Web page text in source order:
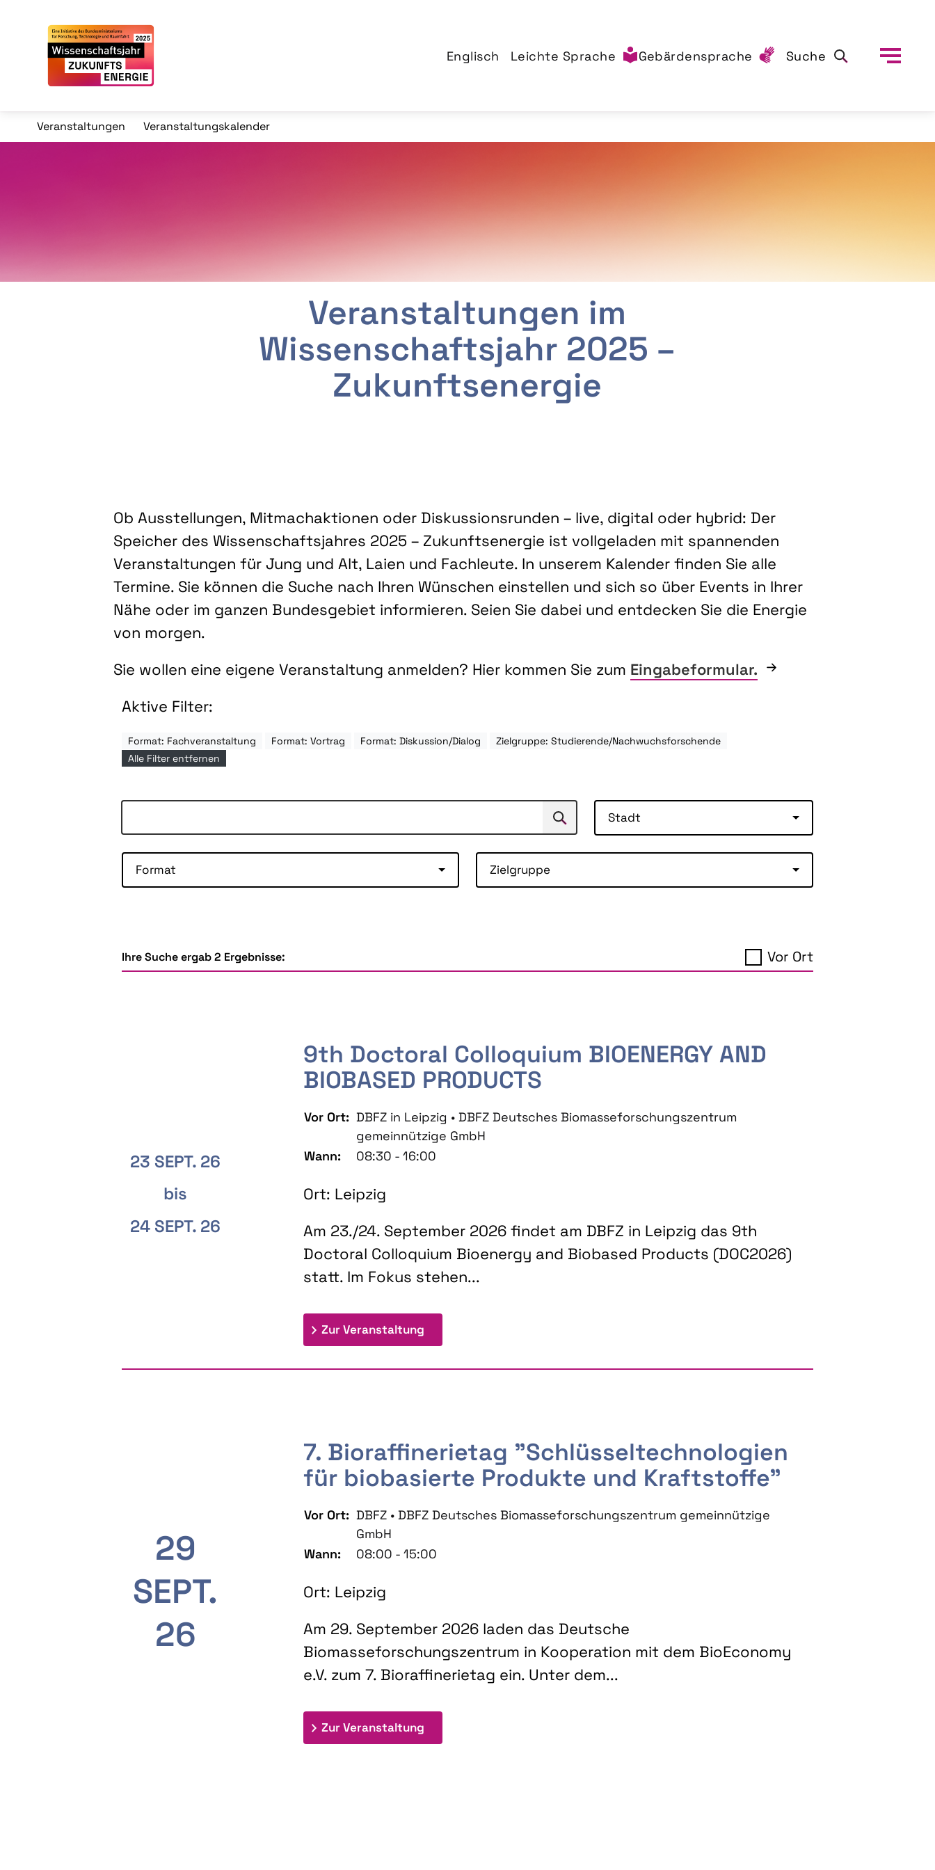
Englisch Leichte Sprache Gebärdensprache Suche
Veranstaltungen Veranstaltungskalender
Veranstaltungen im
Wissenschaftsjahr 2025 –
Zukunftsenergie
Ob Ausstellungen, Mitmachaktionen oder Diskussionsrunden – live, digital oder hybrid: Der
Speicher des Wissenschaftsjahres 2025 – Zukunftsenergie ist vollgeladen mit spannenden
Veranstaltungen für Jung und Alt, Laien und Fachleute. In unserem Kalender finden Sie alle
Termine. Sie können die Suche nach Ihren Wünschen einstellen und sich so über Events in Ihrer
Nähe oder im ganzen Bundesgebiet informieren. Seien Sie dabei und entdecken Sie die Energie
von morgen.
Sie wollen eine eigene Veranstaltung anmelden? Hier kommen Sie zum Eingabeformular.
Aktive Filter:
Format: Fachveranstaltung Format: Vortrag Format: Diskussion/Dialog
Zielgruppe: Studierende/Nachwuchsforschende
Alle Filter entfernen
Suchen Stadt
Format Zielgruppe
Ihre Suche ergab 2 Ergebnisse: Vor Ort
23 SEPT. 26
bis
24 SEPT. 26
9th Doctoral Colloquium BIOENERGY AND
BIOBASED PRODUCTS
Vor Ort: DBFZ in Leipzig • DBFZ Deutsches Biomasseforschungszentrum
gemeinnützige GmbH
Wann:
08:30 - 16:00
Ort: Leipzig
Am 23./24. September 2026 findet am DBFZ in Leipzig das 9th
Doctoral Colloquium Bioenergy and Biobased Products (DOC2026)
statt. Im Fokus stehen...
Zur Veranstaltung: 9th Doctoral Colloquium BIOENERGY AND BIOBASED PRODUCTS
29
SEPT.
26
7. Bioraffinerietag "Schlüsseltechnologien
für biobasierte Produkte und Kraftstoffe"
Vor Ort: DBFZ • DBFZ Deutsches Biomasseforschungszentrum gemeinnützige
GmbH
Wann:
08:00 - 15:00
Ort: Leipzig
Am 29. September 2026 laden das Deutsche
Biomasseforschungszentrum in Kooperation mit dem BioEconomy
e.V. zum 7. Bioraffinerietag ein. Unter dem...
Zur Veranstaltung: 7. Bioraffinerietag "Schlüsseltechnologien für biobasierte Produkte und Kraftstoffe"